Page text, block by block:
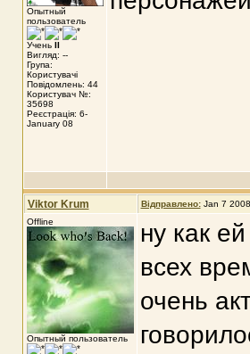
Опытный
пользователь
Учень II
Вигляд: --
Група:
Користувачі
Повідомлень: 44
Користувач №:
35698
Реєстрація: 6-
January 08
Viktor Krum Відправлено: Jan 7
Offline
Опытный пользователь
ну как
всех
очень